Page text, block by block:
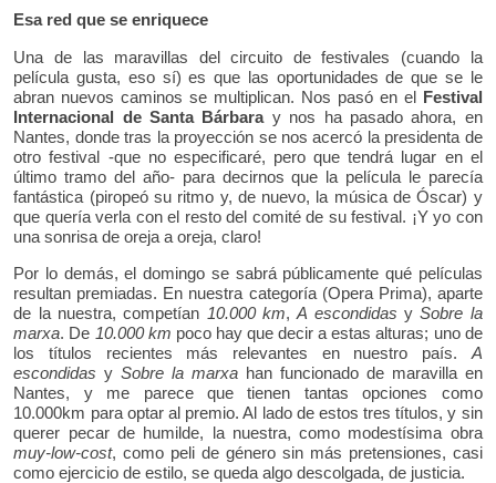
Esa red que se enriquece
Una de las maravillas del circuito de festivales (cuando la
película gusta, eso sí) es que las oportunidades de que se le
abran nuevos caminos se multiplican. Nos pasó en el Festival
Internacional de Santa Bárbaray nos ha pasado ahora, en
Nantes, donde tras la proyección se nos acercó la presidenta de
otro festival -que no especificaré, pero que tendrá lugar en el
último tramo del año- para decirnos que la película le parecía
fantástica (piropeó su ritmo y, de nuevo, la música de Óscar) y
que quería verla con el resto del comité de su festival. ¡Y yo con
una sonrisa de oreja a oreja, claro!
Por lo demás, el domingo se sabrá públicamente qué películas
resultan premiadas. En nuestra categoría (Opera Prima), aparte
de la nuestra, competían 10.000 km,A escondidas ySobre la
marxa. De 10.000 km poco hay que decir a estas alturas; uno de
los títulos recientes más relevantes en nuestro país. A
escondidas ySobre la marxa han funcionado de maravilla en
Nantes, y me parece que tienen tantas opciones como
10.000km para optar al premio. Al lado de estos tres títulos, y sin
querer pecar de humilde, la nuestra, como modestísima obra
muy-low-cost, como peli de género sin más pretensiones, casi
como ejercicio de estilo, se queda algo descolgada, de justicia.